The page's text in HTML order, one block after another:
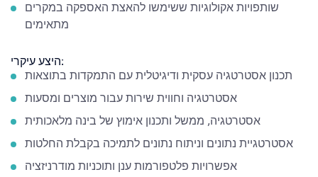
שותפויות אקולוגיות ששימשו להאצת האספקה במקרים
מתאימים
היצע עיקרי:
תכנון אסטרטגיה עסקית ודיגיטלית עם התמקדות בתוצאות
אסטרטגיה וחווית שירות עבור מוצרים ומסעות
אסטרטגיה, ממשל ותכנון אימוץ של בינה מלאכותית
אסטרטגיית נתונים וניתוח נתונים לתמיכה בקבלת החלטות
אפשרויות פלטפורמות ענן ותוכניות מודרניזציה